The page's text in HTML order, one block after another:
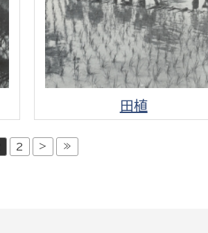
田植
2 > ≫